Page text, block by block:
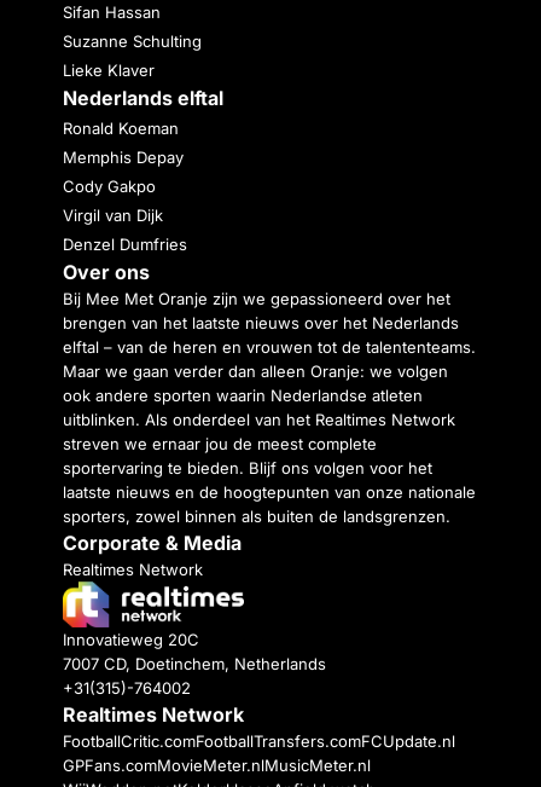
Sifan Hassan
Suzanne Schulting
Lieke Klaver
Nederlands elftal
Ronald Koeman
Memphis Depay
Cody Gakpo
Virgil van Dijk
Denzel Dumfries
Over ons
Bij Mee Met Oranje zijn we gepassioneerd over het
brengen van het laatste nieuws over het Nederlands
elftal – van de heren en vrouwen tot de talententeams.
Maar we gaan verder dan alleen Oranje: we volgen
ook andere sporten waarin Nederlandse atleten
uitblinken. Als onderdeel van het Realtimes Network
streven we ernaar jou de meest complete
sportervaring te bieden. Blijf ons volgen voor het
laatste nieuws en de hoogtepunten van onze nationale
sporters, zowel binnen als buiten de landsgrenzen.
Corporate & Media
Realtimes Network
Innovatieweg 20C
7007 CD, Doetinchem, Netherlands
+31(315)-764002
Realtimes Network
FootballCritic.comFootballTransfers.comFCUpdate.nl
GPFans.comMovieMeter.nlMusicMeter.nl